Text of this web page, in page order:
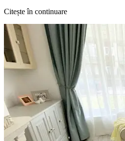
Citește în continuare